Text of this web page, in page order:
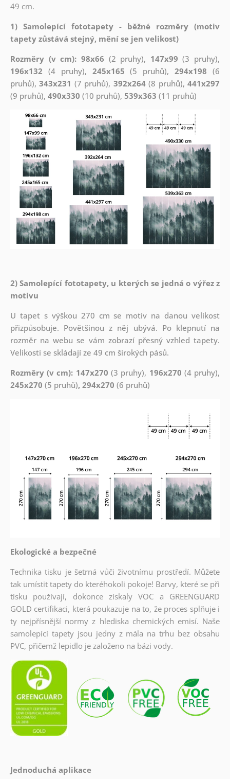
49 cm.
1) Samolepící fototapety - běžné rozměry (motiv
tapety zůstává stejný, mění se jen velikost)
Rozměry (v cm): 98x66 (2 pruhy), 147x99 (3 pruhy),
196x132 (4 pruhy), 245x165 (5 pruhů),294x198 (6
pruhů),343x231 (7 pruhů), 392x264(8 pruhů),441x297
(9 pruhů), 490x330 (10 pruhů), 539x363 (11 pruhů)
2) Samolepící fototapety, u kterých se jedná o výřez z
motivu
U tapet s výškou 270 cm se motiv na danou velikost
přizpůsobuje. Povětšinou z něj ubývá. Po klepnutí na
rozměr na webu se vám zobrazí přesný vzhled tapety.
Velikosti se skládají ze 49 cm širokých pásů.
Rozměry (v cm): 147x270 (3 pruhy), 196x270 (4 pruhy),
245x270 (5 pruhů), 294x270 (6 pruhů)
Ekologické a bezpečné
Technika tisku je šetrná vůči životnímu prostředí. Můžete
tak umístit tapety do kteréhokoli pokoje! Barvy, které se při
tisku používají, dokonce získaly VOC a GREENGUARD
GOLD certifikaci, která poukazuje na to, že proces splňuje i
ty nejpřísnější normy z hlediska chemických emisí. Naše
samolepící tapety jsou jedny z mála na trhu bez obsahu
PVC, přičemž lepidlo je založeno na bázi vody.
Jednoduchá aplikace